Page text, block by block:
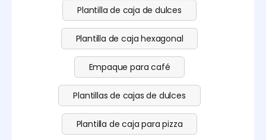
Plantilla de caja de dulces
Plantilla de caja hexagonal
Empaque para café
Plantillas de cajas de dulces
Plantilla de caja para pizza